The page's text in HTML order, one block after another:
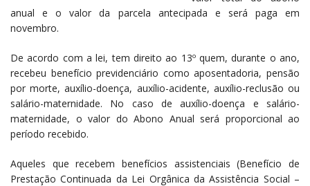
anual e o valor da parcela antecipada e será paga em
novembro.
De acordo com a lei, tem direito ao 13º quem, durante o ano,
recebeu benefício previdenciário como aposentadoria, pensão
por morte, auxílio-doença, auxílio-acidente, auxílio-reclusão ou
salário-maternidade. No caso de auxílio-doença e salário-
maternidade, o valor do Abono Anual será proporcional ao
período recebido.
Aqueles que recebem benefícios assistenciais (Benefício de
Prestação Continuada da Lei Orgânica da Assistência Social –